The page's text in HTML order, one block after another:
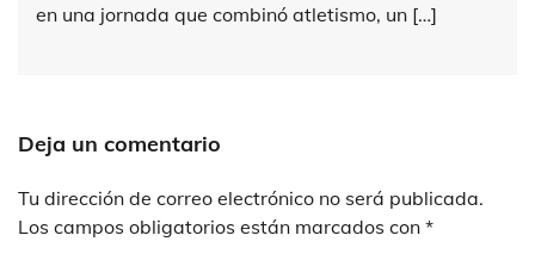
en una jornada que combinó atletismo, un […]
Deja un comentario
Tu dirección de correo electrónico no será publicada.
Los campos obligatorios están marcados con *